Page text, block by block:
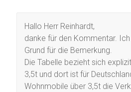
Hallo Herr Reinhardt,
danke für den Kommentar.
Grund für die Bemerkung.
Die Tabelle bezieht sich
3,5t und dort ist für
Wohnmobile über 3,5t die